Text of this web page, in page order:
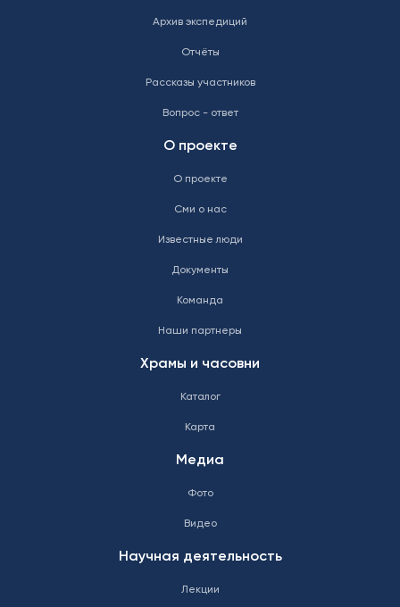
Архив экспедиций
Отчёты
Рассказы участников
Вопрос - ответ
О проекте
О проекте
Сми о нас
Известные люди
Документы
Команда
Наши партнеры
Храмы и часовни
Каталог
Карта
Медиа
Фото
Видео
Научная деятельность
Лекции